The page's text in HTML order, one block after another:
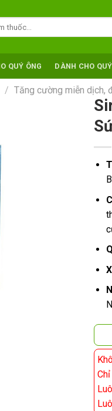
QUÝ ÔNG DÀNH CHO
/ Tăng cường miễn dịch,